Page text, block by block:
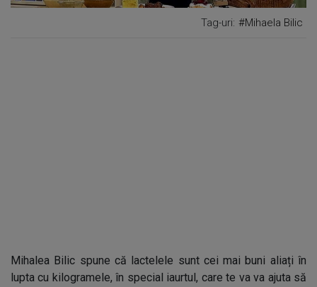
Tag-uri: #Mihaela Bilic
Mihalea Bilic spune că lactelele sunt cei mai buni aliați în
lupta cu kilogramele, în special iaurtul, care te va va ajuta să